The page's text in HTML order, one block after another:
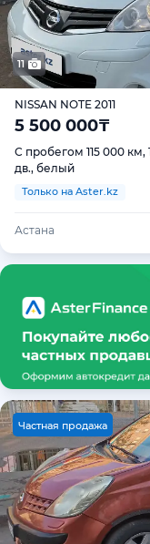
11
NISSAN NOTE 2011
5 500 000₸
С пробегом 115 000 км,
дв., белый
Только на Aster.kz
Астана
Частная продажа